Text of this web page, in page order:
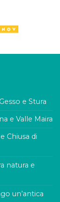
e Stura
e Valle Maira
Chiusa di
natura e
un’antica